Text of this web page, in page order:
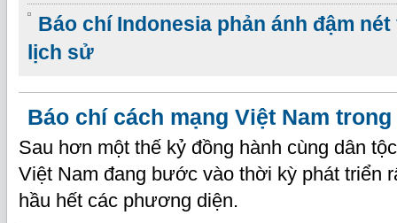
Báo chí Indonesia phản ánh đậm
lịch sử
Báo chí cách mạng Việt Nam
Sau hơn một thế kỷ đồng hành cùng dân
Việt Nam đang bước vào thời kỳ phát triển
hầu hết các phương diện.